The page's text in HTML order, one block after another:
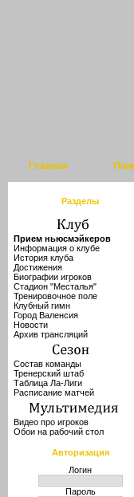
Главная
Разделы
Прием ньюсмэйкеров
Информация о клубе
История клуба
Достижения
Биографии игроков
Стадион "Месталья"
Тренировочное поле
Клубный гимн
Город Валенсия
Новости
Архив трансляций
Состав команды
Тренерский штаб
Таблица Ла-Лиги
Расписание матчей
Видео про игроков
Обои на рабочий стол
Авторизация
Логин
Пароль